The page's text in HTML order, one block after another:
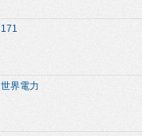
171
世界電力